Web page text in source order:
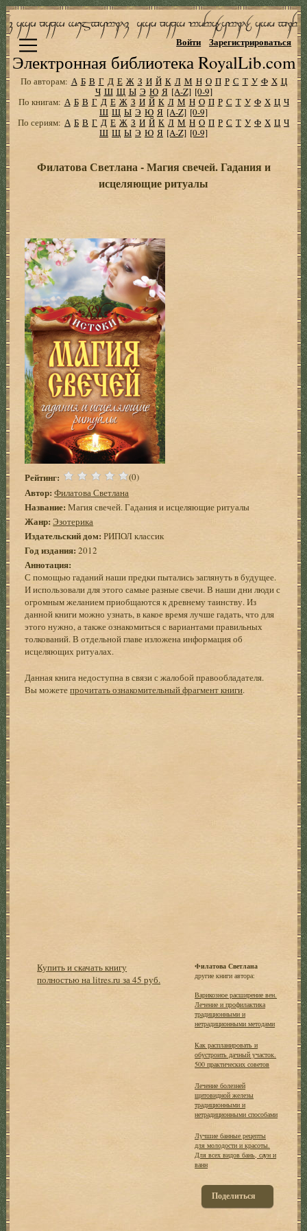
Электронная библиотека RoyalLib.com
Войти Зарегистрироваться
По авторам: А Б В Г Д Е Ж З И Й К Л М Н О П Р С Т У Ф Х Ц
Ч Ш Щ Ы Э Ю Я [A-Z] [0-9]
По книгам: А Б В Г Д Е Ж З И Й К Л М Н О П Р С Т У Ф Х Ц Ч
Ш Щ Ы Э Ю Я [A-Z] [0-9]
По сериям: А Б В Г Д Е Ж З И Й К Л М Н О П Р С Т У Ф Х Ц Ч
Ш Щ Ы Э Ю Я [A-Z] [0-9]
Филатова Светлана - Магия свечей. Гадания и
исцеляющие ритуалы
Рейтинг: (0)
Автор: Филатова Светлана
Название: Магия свечей. Гадания и исцеляющие ритуалы
Жанр: Эзотерика
Издательский дом: РИПОЛ классик
Год издания: 2012
Аннотация:
С помощью гаданий наши предки пытались заглянуть в будущее.
И использовали для этого самые разные свечи. В наши дни люди с
огромным желанием приобщаются к древнему таинству. Из
данной книги можно узнать, в какое время лучше гадать, что для
этого нужно, а также ознакомиться с вариантами правильных
толкований. В отдельной главе изложена информация об
исцеляющих ритуалах.
Данная книга недоступна в связи с жалобой правообладателя.
Вы можетепрочитать ознакомительный фрагмент книги.
Купить и скачать книгу
полностью на litres.ru за 45 руб.
Филатова Светлана
другие книги автора:
Варикозное расширение вен.
Лечение и профилактика
традиционными и
нетрадиционными методами
Как распланировать и
обустроить дачный участок.
500 практических советов
Лечение болезней
щитовидной железы
традиционными и
нетрадиционными способами
Лучшие банные рецепты
для молодости и красоты.
Для всех видов бань, саун и
ванн
Поделиться